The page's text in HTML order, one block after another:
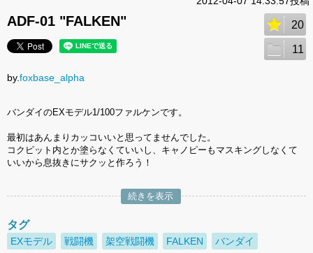
ADF-01 "FALKEN" 20
11
by.foxbase_alpha
バンダイのEXモデル1/100ファルケンです。
最初はあんまりカッコいいと思ってませんでした。
コクピット内とか塗らなくていいし、キャノピーもマスキングしなくて
いいから息抜きにサクッと作ろう！
続きを表示
タグ
EXモデル 戦闘機 架空戦闘機 FALKEN
バンダイ